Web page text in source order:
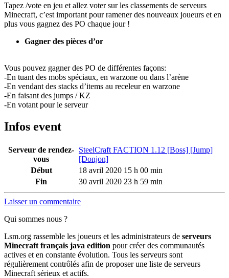
Tapez /vote en jeu et allez voter sur les classements de serveurs
Minecraft, c’est important pour ramener des nouveaux joueurs et en
plus vous gagnez des PO chaque jour !
Gagner des pièces d’or
Vous pouvez gagner des PO de différentes façons:
-En tuant des mobs spéciaux, en warzone ou dans l’arène
-En vendant des stacks d’items au receleur en warzone
-En faisant des jumps / KZ
-En votant pour le serveur
Infos event
Serveur de rendez-
vous
SteelCraft FACTION 1.12 [Boss] [Jump]
[Donjon]
Début
18 avril 2020 15 h 00 min
Fin
30 avril 2020 23 h 59 min
Laisser un commentaire
Qui sommes nous ?
Lsm.org rassemble les joueurs et les administrateurs de serveurs
Minecraft français java edition pour créer des communautés
actives et en constante évolution. Tous les serveurs sont
régulièrement contrôlés afin de proposer une liste de serveurs
Minecraft sérieux et actifs.